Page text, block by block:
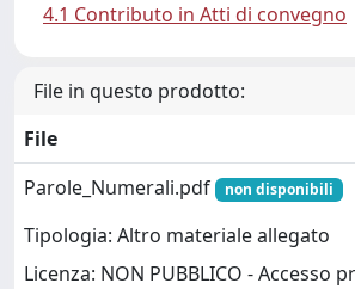
4.1 Contributo in Atti di convegno
File in questo prodotto:
File
Parole_Numerali.pdf
non disponibili
Tipologia: Altro materiale allegato
Licenza: NON PUBBLICO - Accesso